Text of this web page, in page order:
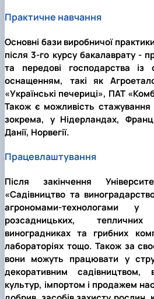
Практичне навчання
Основні бази виробничої
після 3-го курсу бакалаврату -
та передові господарства із
оснащенням, такі як
«Українські печериці», ПАТ
Також є можливість
зокрема, у Нідерландах,
Данії, Норвегії.
Працевлаштування
Після закінчення
«Садівництво та
агрономами-технологами у
розсадницьких,
виноградниках та грибних
лабораторіях тощо. Також за
вони можуть працювати у
декоративним садівництвом,
культур, імпортом і продажем